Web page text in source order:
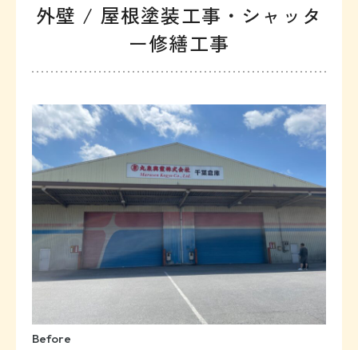
外壁 / 屋根塗装工事・シャッタ
ー修繕工事
Before